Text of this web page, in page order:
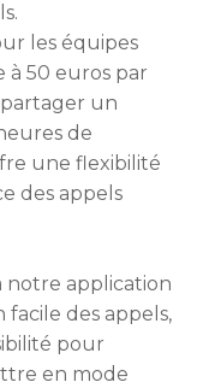
les équipes
50 euros par
partager un
de
une flexibilité
des appels
notre application
des appels,
pour
en mode